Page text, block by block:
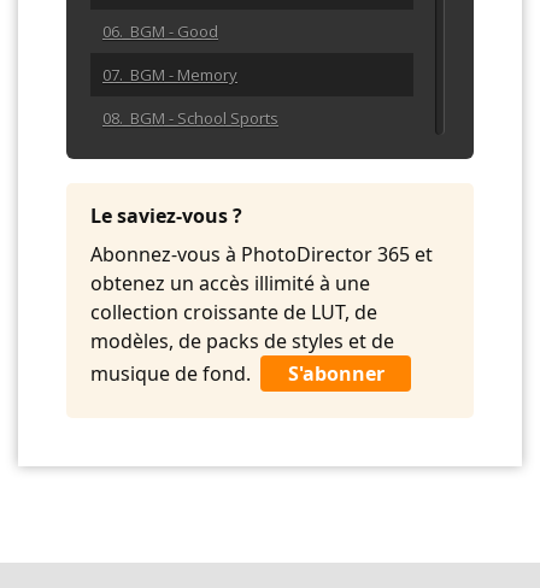
06. BGM - Good
07. BGM - Memory
08. BGM - School Sports
09. BGM - Smile
10. BGM - Tag
11. BGM - The Thief
12. BGM - Toy World
13. BGM - Trouble
14. BGM - Wonderful Days
Le saviez-vous ?
Abonnez-vous à PhotoDirector 365 et
obtenez un accès illimité à une
collection croissante de LUT, de
modèles, de packs de styles et de
musique de fond.
S'abonner